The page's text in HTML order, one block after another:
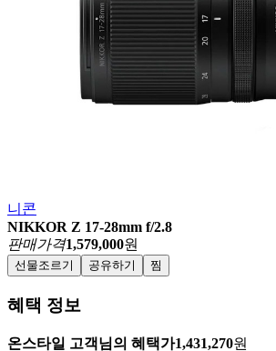
니콘
NIKKOR Z 17-28mm f/2.8
판매가격1,579,000원
선물조르기 공유하기 찜
혜택 정보
온스타일 고객님의 혜택가1,431,270원